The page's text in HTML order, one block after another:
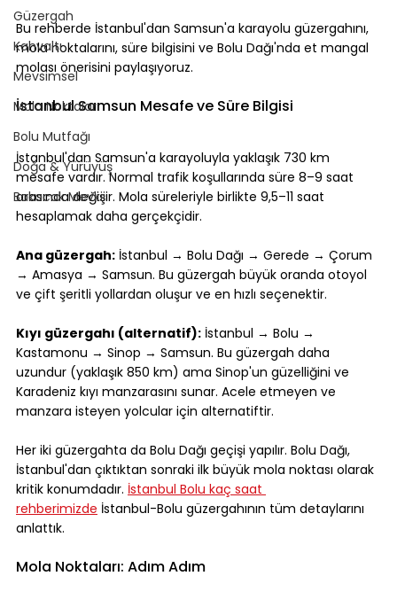
Güzergah
Kahvaltı
Mevsimsel
Mola Noktaları
Bolu Mutfağı
Doğa & Yürüyüş
Bakacak Mevkii
Bu rehberde İstanbul'dan Samsun'a karayolu güzergahını,
mola noktalarını, süre bilgisini ve Bolu Dağı'nda et mangal
molası önerisini paylaşıyoruz.
İstanbul Samsun Mesafe ve Süre Bilgisi
İstanbul'dan Samsun'a karayoluyla yaklaşık 730 km
mesafe vardır. Normal trafik koşullarında süre 8–9 saat
arasında değişir. Mola süreleriyle birlikte 9,5–11 saat
hesaplamak daha gerçekçidir.
Ana güzergah: İstanbul → Bolu Dağı → Gerede → Çorum
→ Amasya → Samsun. Bu güzergah büyük oranda otoyol
ve çift şeritli yollardan oluşur ve en hızlı seçenektir.
Kıyı güzergahı (alternatif): İstanbul → Bolu →
Kastamonu → Sinop → Samsun. Bu güzergah daha
uzundur (yaklaşık 850 km) ama Sinop'un güzelliğini ve
Karadeniz kıyı manzarasını sunar. Acele etmeyen ve
manzara isteyen yolcular için alternatiftir.
Her iki güzergahta da Bolu Dağı geçişi yapılır. Bolu Dağı,
İstanbul'dan çıktıktan sonraki ilk büyük mola noktası olarak
kritik konumdadır. İstanbul Bolu kaç saat
rehberimizde İstanbul-Bolu güzergahının tüm detaylarını
anlattık.
Mola Noktaları: Adım Adım